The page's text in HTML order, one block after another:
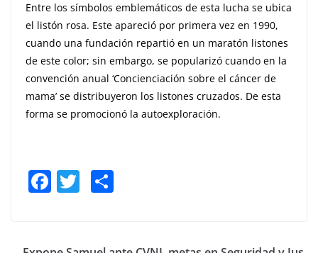
Entre los símbolos emblemáticos de esta lucha se ubica
el listón rosa. Este apareció por primera vez en 1990,
cuando una fundación repartió en un maratón listones
de este color; sin embargo, se popularizó cuando en la
convención anual ‘Concienciación sobre el cáncer de
mama’ se distribuyeron los listones cruzados. De esta
forma se promocionó la autoexploración.
F T